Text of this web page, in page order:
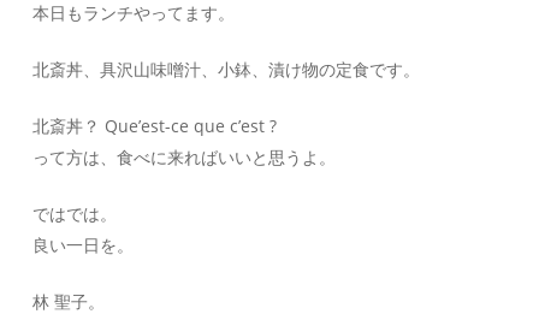
本日もランチやってます。
北斎丼、具沢山味噌汁、小鉢、漬け物の定食です。
北斎丼？ Que’est-ce que c’est ?
って方は、食べに来ればいいと思うよ。
ではでは。
良い一日を。
林 聖子。